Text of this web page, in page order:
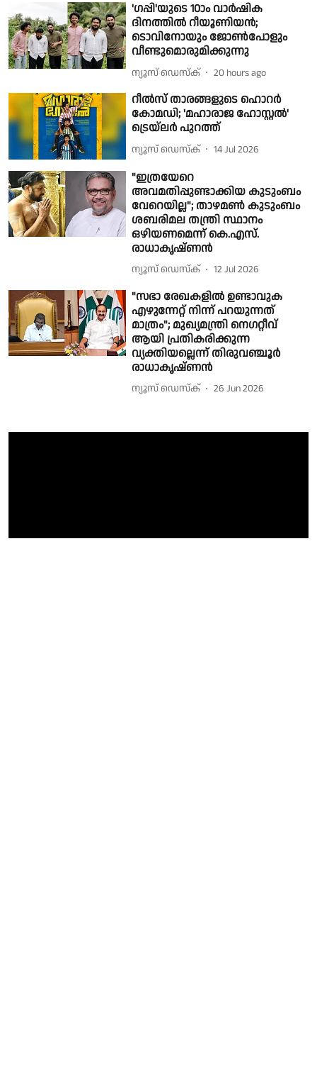
'ഗപ്പി'യുടെ 10ാം വാർഷിക
ദിനത്തിൽ റീയൂണിയൻ;
ടൊവിനോയും ജോൺപോളും
വീണ്ടുമൊരുമിക്കുന്നു
ന്യൂസ് ഡെസ്ക് 20 hours ago
റീൽസ് താരങ്ങളുടെ ഹൊറർ
കോമഡി; 'മഹാരാജ ഹോസ്റ്റൽ'
ട്രെയ്‌ലർ പുറത്ത്
ന്യൂസ് ഡെസ്ക് 14 Jul 2026
"ഇത്രയേറെ
അവമതിപ്പുണ്ടാക്കിയ കുടുംബം
വേറെയില്ല"; താഴമൺ കുടുംബം
ശബരിമല തന്ത്രി സ്ഥാനം
ഒഴിയണമെന്ന് കെ.എസ്.
രാധാകൃഷ്ണൻ
ന്യൂസ് ഡെസ്ക് 12 Jul 2026
"സഭാ രേഖകളിൽ ഉണ്ടാവുക
എഴുന്നേറ്റ് നിന്ന് പറയുന്നത്
മാത്രം"; മുഖ്യമന്ത്രി നെഗറ്റീവ്
ആയി പ്രതികരിക്കുന്ന
വ്യക്തിയല്ലെന്ന് തിരുവഞ്ചൂർ
രാധാകൃഷ്ണൻ
ന്യൂസ് ഡെസ്ക് 26 Jun 2026